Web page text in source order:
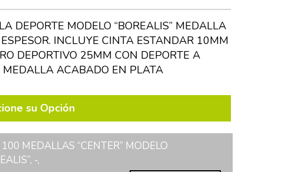
DEPORTE MODELO “BOREALIS” MEDALLA
INCLUYE CINTA ESTANDAR 10MM
DEPORTIVO 25MM CON DEPORTE A
MEDALLA ACABADO EN PLATA
su Opción
100 MEDALLAS “CENTER” MODELO
-,